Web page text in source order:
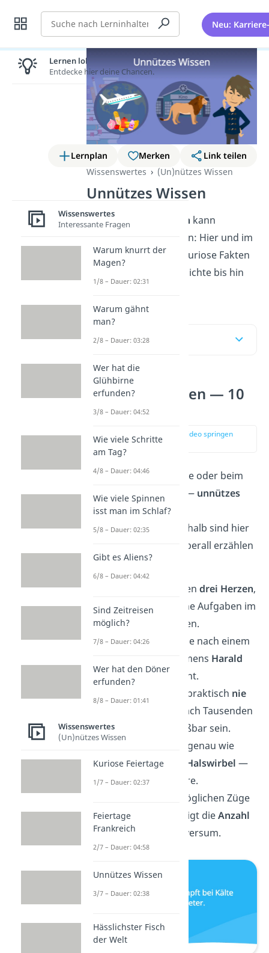
Suche Neu:
Lernplan Merken
Link teilen
Wissenswertes
(Un)nützes Wissen
Unnützes Wissen
Auchunnützes Wissen kann
manchmal nützlich sein: Hier und im
Videofindest du 100 kuriose Fakten
von Tieren über Geschichte bis hin
zur Physik!
Inhaltsübersicht
Unnützes Wissen — 10
Fun Facts
zur Stelle im Video springen
(00:17)
Ob in der Mittagspause oder beim
ersten Kennenlernen — unnützes
Wissenist ein echter
Gesprächsöffner! Deshalb sind hier
, die du überall erzählen
kannst:
habendrei Herzen,
die unterschiedliche Aufgaben im
Körper übernehmen.
💾Bluetooth
wurde nach einem
Wikingerkönig namens Harald
„Blauzahn“benannt.
praktisch nie
und kann selbst nach Tausenden
Jahren noch genießbar sein.
haben genau wie
Menschensieben Halswirbel —
nur deutlich längere.
🎲 Die Zahl aller möglichen Züge
imSchach übersteigt dieAnzahl
der Atome
im Universum.
Lernen lohnt sich!
Entdecke hier deine Chancen.
Wissenswertes
Interessante Fragen
Warum knurrt der
Magen?
1/8 – Dauer: 02:31
Warum gähnt
man?
2/8 – Dauer: 03:28
Wer hat die
Glühbirne
erfunden?
3/8 – Dauer: 04:52
Wie viele Schritte
am Tag?
4/8 – Dauer: 04:46
Wie viele Spinnen
isst man im Schlaf?
5/8 – Dauer: 02:35
Gibt es Aliens?
6/8 – Dauer: 04:42
Sind Zeitreisen
möglich?
7/8 – Dauer: 04:26
Wer hat den Döner
erfunden?
8/8 – Dauer: 01:41
Wissenswertes
(Un)nützes Wissen
Kuriose Feiertage
1/7 – Dauer: 02:37
Feiertage
Frankreich
2/7 – Dauer: 04:58
Unnützes Wissen
3/7 – Dauer: 02:38
Hässlichster Fisch
der Welt